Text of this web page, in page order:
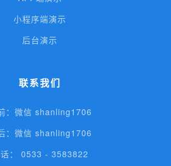
小程序端演示
后台演示
联系我们
：微信 shanling1706
：微信 shanling1706
： 0533 - 3583822